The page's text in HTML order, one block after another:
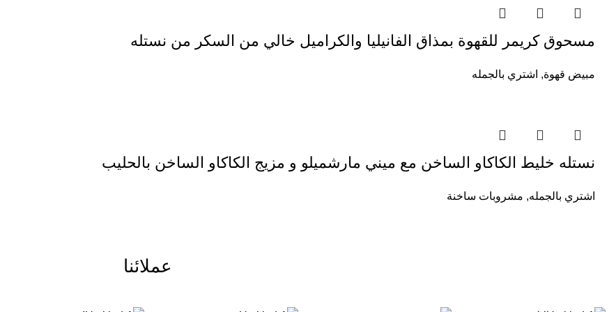
مسحوق كريمر للقهوة بمذاق الفانيليا والكراميل خالي من السكر من نستله
مبيض قهوة, اشتري بالجمله
نستله خليط الكاكاو الساخن مع ميني مارشميلو و مزيج الكاكاو الساخن بالحليب
اشتري بالجمله, مشروبات ساخنة
عملائنا